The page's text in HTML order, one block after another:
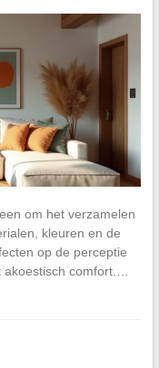
om het verzamelen
kleuren en de
op de perceptie
akoestisch comfort.…